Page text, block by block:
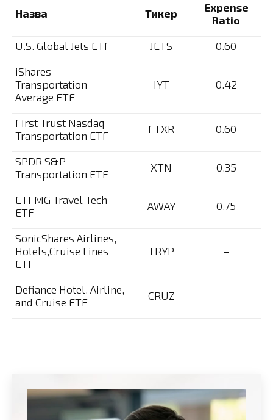
Назва Тикер
Expense
Ratio
U.S. Global Jets ETF
JETS
0.60
iShares
Transportation
Average ETF
IYT 0.42
First Trust Nasdaq
Transportation ETF
FTXR 0.60
SPDR S&P
Transportation ETF
XTN 0.35
ETFMG Travel Tech
ETF
AWAY 0.75
SonicShares Airlines,
Hotels,Cruise Lines
ETF
TRYP –
Defiance Hotel, Airline,
and Cruise ETF
CRUZ –